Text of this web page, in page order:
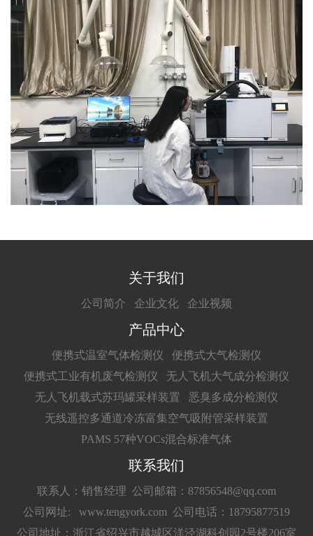
关于我们
公司简介 企业文化 企业视频
产品中心
便携式温室气体检测仪
便携式大气检测仪
便携式工业有机废气检测仪
无人飞机大气成分检测仪
无人飞机载式苏玛罐采样装置
恶臭多成分检测仪
无线遥控多通道冷冻富集空气吸附管采样装置
PAMS 57种VOCs混合标准气体
联系我们
联系人：销售经理 公司邮箱：87856548@qq.com
公司网址: www.tengyork.com 公司电话：18795877519
公司地址：浙江省绍兴市越城区洋泾湖科创园2号楼206室